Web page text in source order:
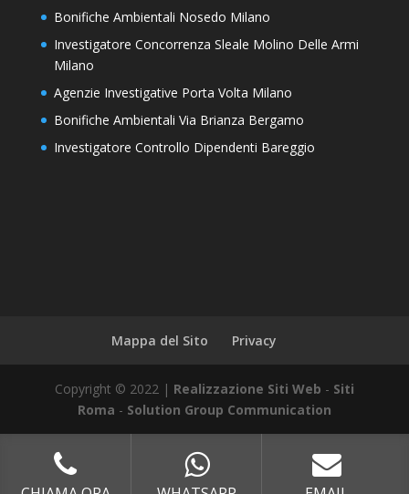
Bonifiche Ambientali Nosedo Milano
Investigatore Concorrenza Sleale Molino Delle Armi
Milano
Agenzie Investigative Porta Volta Milano
Bonifiche Ambientali Via Brianza Bergamo
Investigatore Controllo Dipendenti Bareggio
Mappa del Sito Privacy
Copyright © 2022 | Realizzazione Siti Web - Siti
Roma - Solution Group Communication